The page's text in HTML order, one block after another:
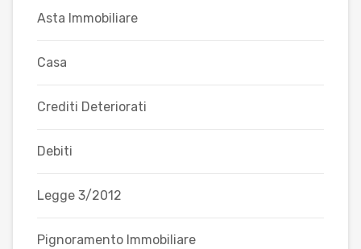
Asta Immobiliare
Casa
Crediti Deteriorati
Debiti
Legge 3/2012
Pignoramento Immobiliare